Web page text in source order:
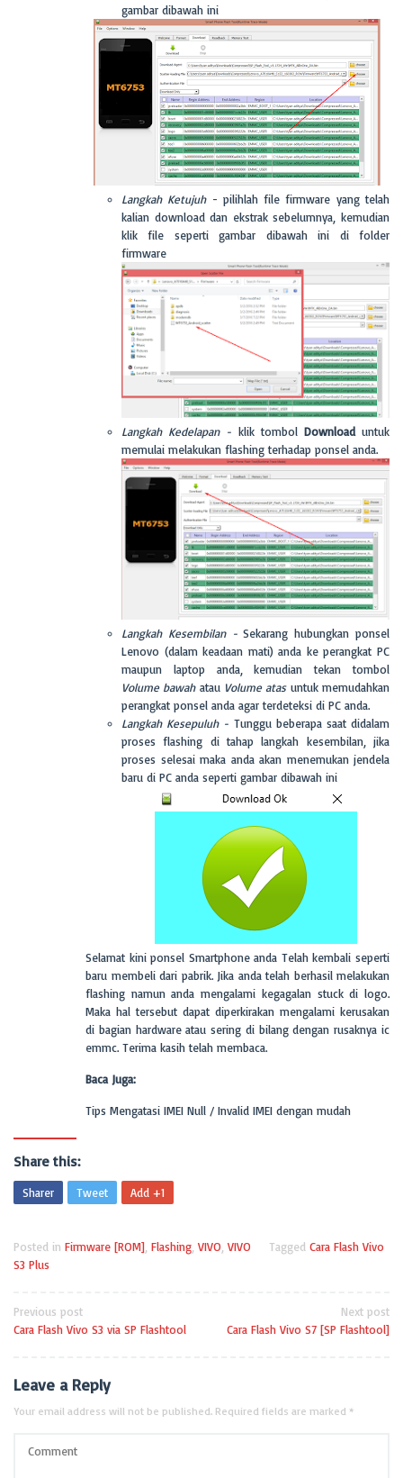
gambar dibawah ini
Langkah Ketujuh- pilihlah file firmware yang telah
kalian download dan ekstrak sebelumnya, kemudian
klik file seperti gambar dibawah ini di folder
firmware
Langkah Kedelapan - klik tombol Downloaduntuk
memulai melakukan flashing terhadap ponsel anda.
Langkah Kesembilan -Sekarang hubungkan ponsel
Lenovo (dalam keadaan mati) anda ke perangkat PC
maupun laptop anda, kemudian tekan tombol
Volume bawah atau Volume atas untuk memudahkan
perangkat ponsel anda agar terdeteksi di PC anda.
Langkah Kesepuluh - Tunggu beberapa saat didalam
proses flashing di tahap langkah kesembilan, jika
proses selesai maka anda akan menemukan jendela
baru di PC anda seperti gambar dibawah ini
Selamat kini ponsel Smartphone anda Telah kembali seperti
baru membeli dari pabrik. Jika anda telah berhasil melakukan
flashing namun anda mengalami kegagalan stuck di logo.
Maka hal tersebut dapat diperkirakan mengalami kerusakan
di bagian hardware atau sering di bilang dengan rusaknya ic
emmc. Terima kasih telah membaca.
Baca Juga:
Tips Mengatasi IMEI Null / Invalid IMEI dengan mudah
Share this:
Sharer Tweet Add +1
Posted in Firmware [ROM], Flashing, VIVO, VIVO Tagged Cara Flash Vivo
S3 Plus
Previous post
Cara Flash Vivo S3 via SP Flashtool
Next post
Cara Flash Vivo S7 [SP Flashtool]
Leave a Reply
Your email address will not be published. Required fields are marked *